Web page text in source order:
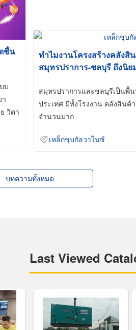
ชื่น
บ
วิตา
ทำไมงานโครงสร้างคลังสิ
สมุทรปราการ-ชลบุรี ถึงนิ
สมุทรปราการและชลบุรีเป็นพื้
ประเทศ มีทั้งโรงงาน คลังสิน
จำนวนมาก
เหล็กชุบกัลวาไนซ์
บทความทั้งหมด
Last Viewed